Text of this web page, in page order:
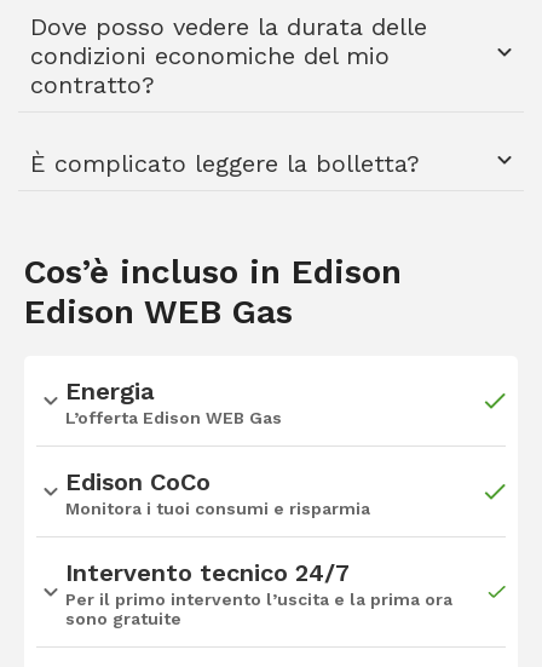
Dove posso vedere la durata delle
condizioni economiche del mio
contratto?
È complicato leggere la bolletta?
l'ARERA ha adottato per comunicare ai clienti finali la
composizione della spesa energetica. È divisa in
Maggiori dettagli alla pagina Nuova bolletta
Cos’è incluso in Edison
Edison WEB Gas
Energia
L’offerta Edison WEB Gas
Edison CoCo
Monitora i tuoi consumi e risparmia
Intervento tecnico 24/7
Per il primo intervento l’uscita e la prima ora
sono gratuite